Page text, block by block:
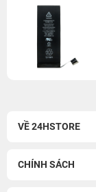
VỀ 24HSTORE
CHÍNH SÁCH